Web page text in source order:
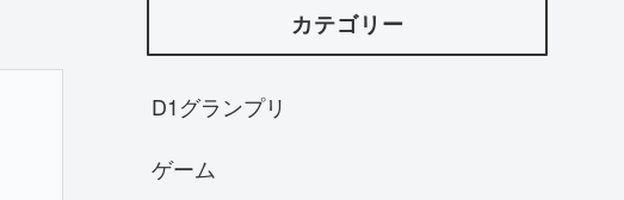
R33スカイライン
RX-8
NA8Cロードスター
S14後期シルビア
カテゴリー
D1グランプリ
ゲーム